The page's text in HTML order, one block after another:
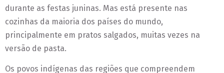
durante as festas juninas. Mas está presente nas
cozinhas da maioria dos países do mundo,
principalmente em pratos salgados, muitas vezes na
versão de pasta.
Os povos indígenas das regiões que compreendem